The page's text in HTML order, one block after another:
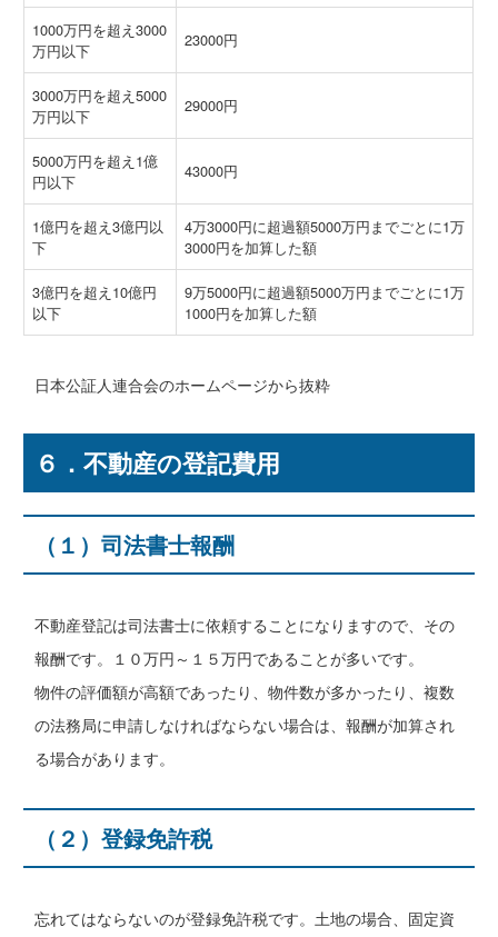
1000万円を超え3000
万円以下
23000円
3000万円を超え5000
万円以下
29000円
5000万円を超え1億
円以下
43000円
1億円を超え3億円以
下
4万3000円に超過額5000万円までごとに1万
3000円を加算した額
3億円を超え10億円
以下
9万5000円に超過額5000万円までごとに1万
1000円を加算した額
日本公証人連合会のホームページから抜粋
６．不動産の登記費用
（１）司法書士報酬
不動産登記は司法書士に依頼することになりますので、その
報酬です。１０万円～１５万円であることが多いです。
物件の評価額が高額であったり、物件数が多かったり、複数
の法務局に申請しなければならない場合は、報酬が加算され
る場合があります。
（２）登録免許税
忘れてはならないのが登録免許税です。土地の場合、固定資